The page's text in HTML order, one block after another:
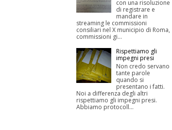
con una risoluzione
di registrare e
mandare in
streaming le commissioni
consiliari nel X municipio di Roma,
commissioni gi...
Rispettiamo gli
impegni presi
Non credo servano
tante parole
quando si
presentano i fatti.
Noi a differenza degli altri
rispettiamo gli impegni presi.
Abbiamo protocoll...